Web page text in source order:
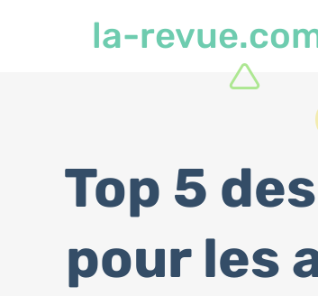
la-
Top 5
pour les